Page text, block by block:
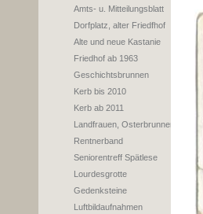
Amts- u. Mitteilungsblatt
Dorfplatz, alter Friedfhof
Alte und neue Kastanie
Friedhof ab 1963
Geschichtsbrunnen
Kerb bis 2010
Kerb ab 2011
Landfrauen, Osterbrunnen
Rentnerband
Seniorentreff Spätlese
Lourdesgrotte
Gedenksteine
Luftbildaufnahmen